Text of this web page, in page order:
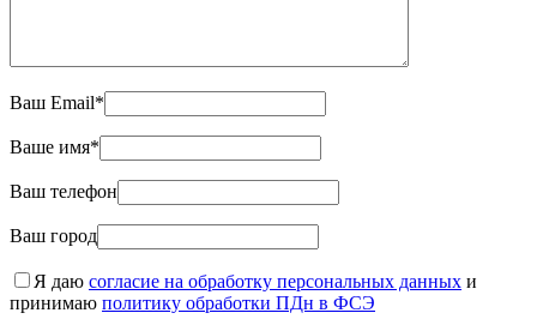
Ваш Email*
Ваше имя*
Ваш телефон
Ваш город
Я даю согласие на обработку персональных данных и
принимаю политику обработки ПДн в ФСЭ